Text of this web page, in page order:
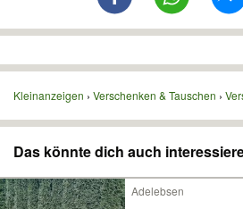
Kleinanzeigen Verschenken & Tauschen
Das könnte dich auch
Adelebsen